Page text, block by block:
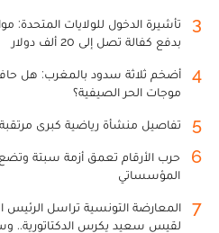
3
بدفع كفالة تصل إلى 20 ألف دولار
4
أضخم ثلاثة سدود بالمغرب: هل
موجات الحر الصيفية؟
5 تفاصيل منشأة رياضية كبرى مرتقبة
6
حرب الأرقام تعمق أزمة سبتة
المؤسساتي
7
المعارضة التونسية تراسل الرئيس
لقيس سعيد يكرس الدكتاتورية..